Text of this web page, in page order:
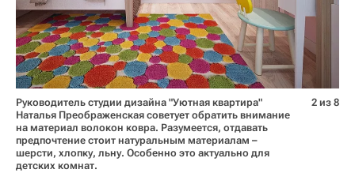
Руководитель студии дизайна "Уютная квартира"
Наталья Преображенская советует обратить внимание
на материал волокон ковра. Разумеется, отдавать
предпочтение стоит натуральным материалам –
шерсти, хлопку, льну. Особенно это актуально для
детских комнат.
2 из 8